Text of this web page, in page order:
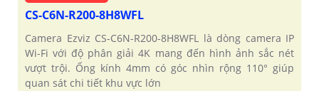
CS-C6N-R200-8H8WFL
Camera Ezviz CS-C6N-R200-8H8WFL là dòng camera IP
Wi-Fi với độ phân giải 4K mang đến hình ảnh sắc nét
vượt trội. Ống kính 4mm có góc nhìn rộng 110° giúp
quan sát chi tiết khu vực lớn